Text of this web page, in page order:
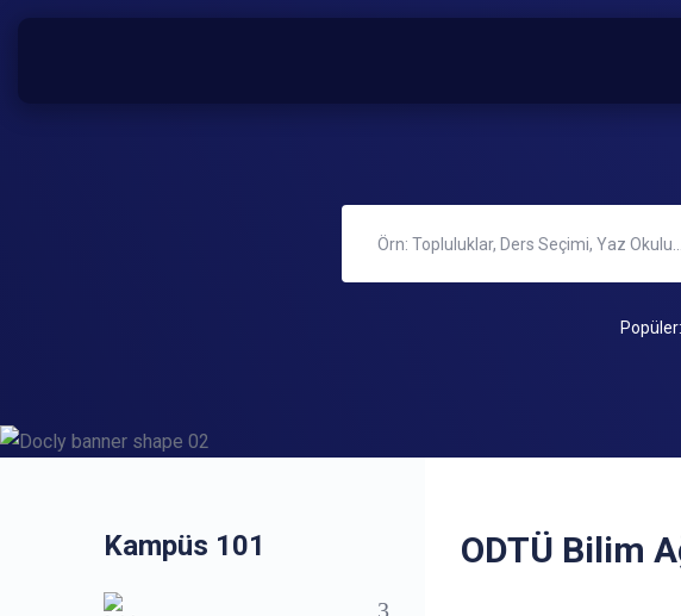
Popüler:
Kampüs 101 ODTÜ Bilim